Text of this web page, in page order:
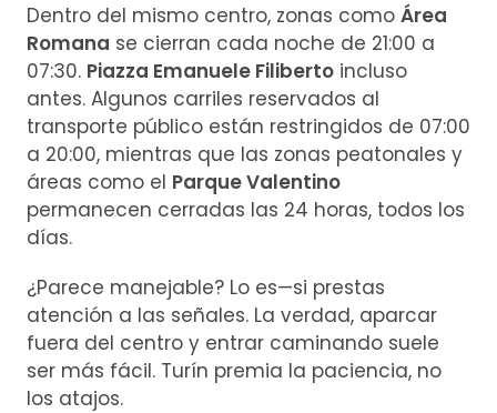
Dentro del mismo centro, zonas como Área
Romana se cierran cada noche de 21:00 a
07:30. Piazza Emanuele Filiberto incluso
antes. Algunos carriles reservados al
transporte público están restringidos de 07:00
a 20:00, mientras que las zonas peatonales y
áreas como el Parque Valentino
permanecen cerradas las 24 horas, todos los
días.
¿Parece manejable? Lo es—si prestas
atención a las señales. La verdad, aparcar
fuera del centro y entrar caminando suele
ser más fácil. Turín premia la paciencia, no
los atajos.